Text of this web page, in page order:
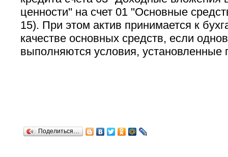
ценности'' на счет 01 ''Основные
15). При этом актив принимается к
качестве основных средств, если
выполняются условия, установленные
Поделиться…